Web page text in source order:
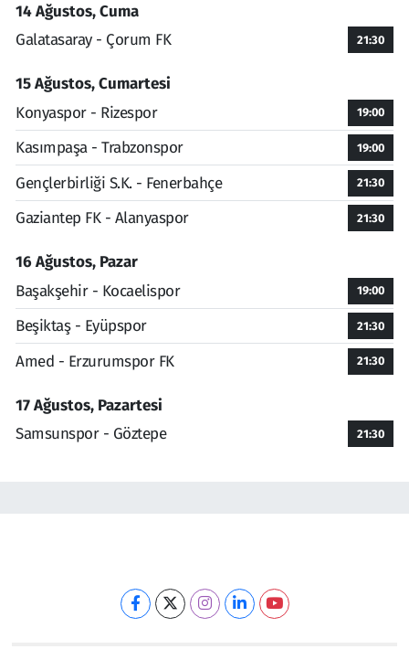
14 Ağustos, Cuma
Galatasaray - Çorum FK
21:30
15 Ağustos, Cumartesi
Konyaspor - Rizespor
19:00
Kasımpaşa - Trabzonspor 19:00
Gençlerbirliği S.K. - Fenerbahçe 21:30
Gaziantep FK - Alanyaspor 21:30
16 Ağustos, Pazar
Başakşehir - Kocaelispor
19:00
Beşiktaş - Eyüpspor 21:30
Amed - Erzurumspor FK 21:30
17 Ağustos, Pazartesi
Samsunspor - Göztepe
21:30